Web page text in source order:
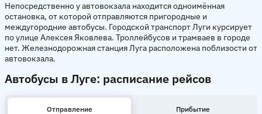
Непосредственно у автовокзала находится одноимённая
остановка, от которой отправляются пригородные и
междугородние автобусы. Городской транспорт Луги курсирует
по улице Алексея Яковлева. Троллейбусов и трамваев в городе
нет. Железнодорожная станция Луга расположена поблизости от
автовокзала.
Автобусы в Луге: расписание рейсов
Отправление Прибытие